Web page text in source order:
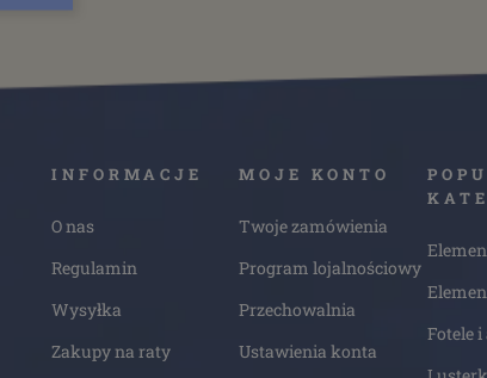
INFORMACJE
O nas
Regulamin
Wysyłka
Zakupy na raty
MOJE KONTO
Twoje zamówienia
Program lojalnościowy
Przechowalnia
Ustawienia konta
Fotele